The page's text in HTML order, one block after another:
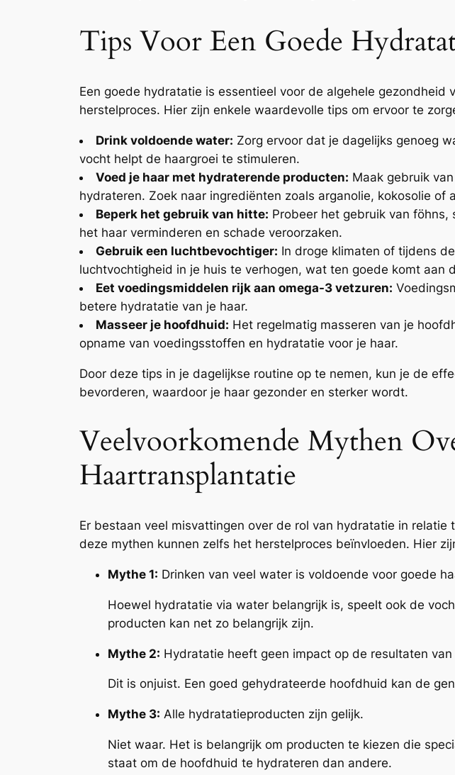
Tips Voor Een Goede
Een goede hydratatie is essentieel voor de algehele gezondheid
herstelproces. Hier zijn enkele waardevolle tips om ervoor te
Drink voldoende water: Zorg ervoor dat je dagelijks genoeg
vocht helpt de haargroei te stimuleren.
Voed je haar met hydraterende producten: Maak gebruik
hydrateren. Zoek naar ingrediënten zoals arganolie, kokosolie of
Beperk het gebruik van hitte: Probeer het gebruik van
het haar verminderen en schade veroorzaken.
Gebruik een luchtbevochtiger: In droge klimaten of tijdens
luchtvochtigheid in je huis te verhogen, wat ten goede komt aan
Eet voedingsmiddelen rijk aan omega-3 vetzuren:
betere hydratatie van je haar.
Masseer je hoofdhuid: Het regelmatig masseren van je
opname van voedingsstoffen en hydratatie voor je haar.
Door deze tips in je dagelijkse routine op te nemen, kun je de
bevorderen, waardoor je haar gezonder en sterker wordt.
Veelvoorkomende Mythen
Haartransplantatie
Er bestaan veel misvattingen over de rol van hydratatie in relatie
deze mythen kunnen zelfs het herstelproces beïnvloeden. Hier
Mythe 1: Drinken van veel water is voldoende voor goede
Hoewel hydratatie via water belangrijk is, speelt ook de
producten kan net zo belangrijk zijn.
Mythe 2: Hydratatie heeft geen impact op de resultaten
Dit is onjuist. Een goed gehydrateerde hoofdhuid kan de
Mythe 3: Alle hydratatieproducten zijn gelijk.
Niet waar. Het is belangrijk om producten te kiezen die
staat om de hoofdhuid te hydrateren dan andere.